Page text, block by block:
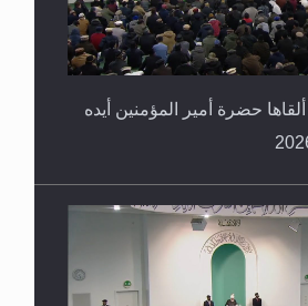
حضرة أمير المؤمنين أيده